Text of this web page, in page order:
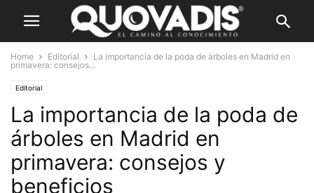
Home Editorial
La importancia de la poda de árboles en Madrid en
primavera: consejos...
Editorial
La importancia de la poda de
árboles en Madrid en
primavera: consejos y
beneficios